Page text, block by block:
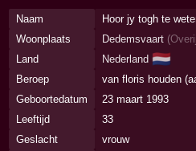
Naam
Hoor jy togh te
Woonplaats
Dedemsvaart (
Land
Nederland 🇳🇱
Beroep
van floris houden
Geboortedatum
23 maart 1993
Leeftijd
33
Geslacht
vrouw